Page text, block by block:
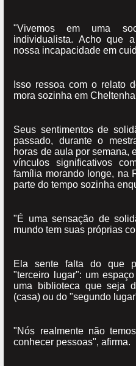
"Vivemos em uma
individualista. Acho que
nossa incapacidade em
Isso ressoa com o relato
mora sozinha em
Seus sentimentos de
passado, durante o
horas de aula por semana,
vínculos significativos
família morando longe, na
parte do tempo sozinha
"É uma sensação de
mundo tem suas próprias
Ela sente falta do que
"terceiro lugar": um
uma biblioteca que seja
(casa) ou do "segundo
"Nós realmente não
conhecer pessoas", afirma.